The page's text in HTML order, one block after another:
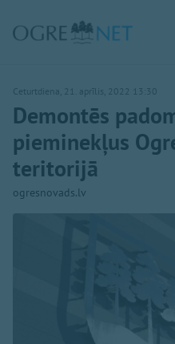
Ceturtdiena, 21. aprīlis, 2022 13:30
Demontēs
pieminekļus
teritorijā
ogresnovads.lv